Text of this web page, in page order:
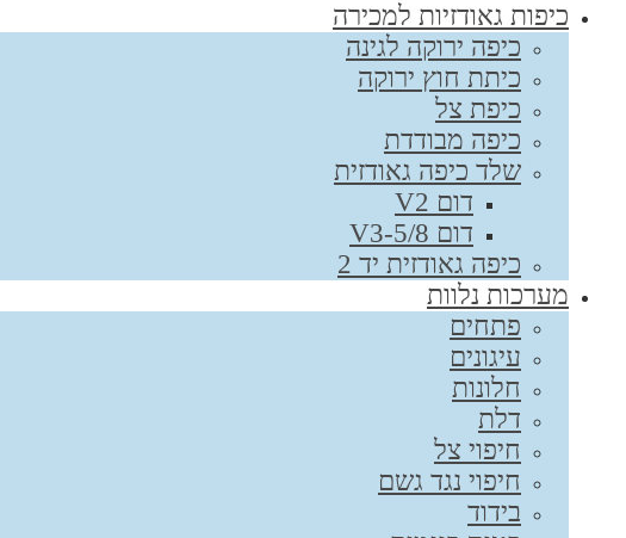
כיפות גאודזיות למכירה
כיפה ירוקה לגינה
כיתת חוץ ירוקה
כיפת צל
כיפה מבודדת
שלד כיפה גאודזית
דום V2
דום V3-5/8
כיפה גאודזית יד 2
מערכות נלוות
פתחים
עיגונים
חלונות
דלת
חיפוי צל
חיפוי נגד גשם
בידוד